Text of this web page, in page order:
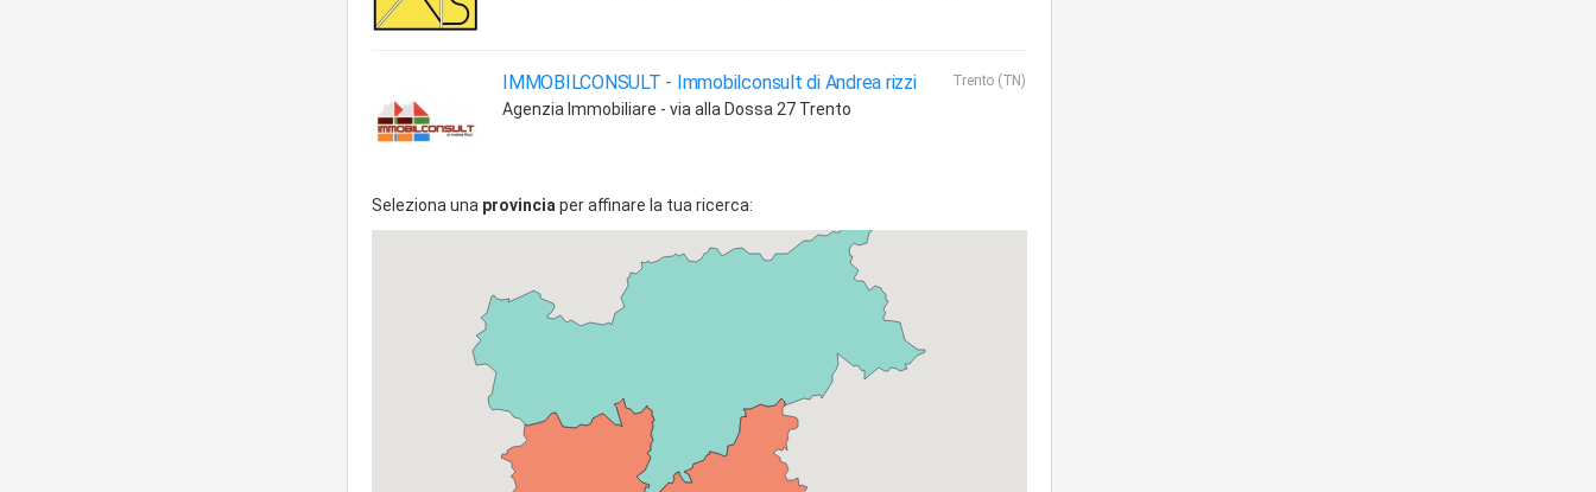
IMMOBILCONSULT - Immobilconsult di Andrea rizzi Trento (TN)
Agenzia Immobiliare - via alla Dossa 27 Trento
Seleziona una provincia per affinare la tua ricerca: